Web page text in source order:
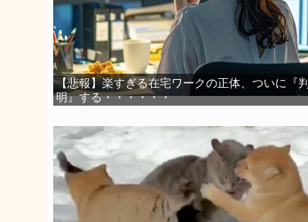
【悲報】楽すぎる在宅ワークの正体、ついに『判
明』する・・・・・・